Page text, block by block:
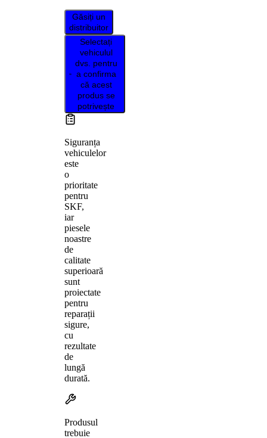
Găsiți un
distribuitor
Selectați
vehiculul
dvs. pentru
a confirma
că acest
produs se
potrivește
Siguranța
vehiculelor
este
o
prioritate
pentru
SKF,
iar
piesele
noastre
de
calitate
superioară
sunt
proiectate
pentru
reparații
sigure,
cu
rezultate
de
lungă
durată.
Produsul
trebuie